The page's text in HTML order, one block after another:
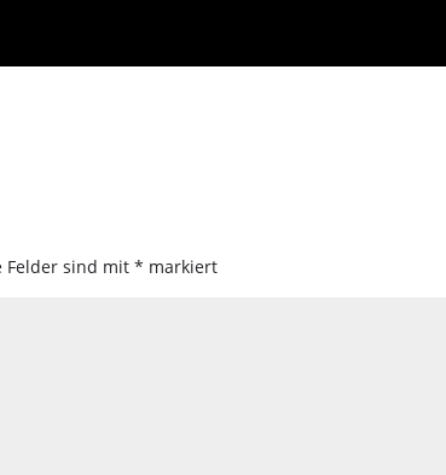
Felder sind mit* markiert